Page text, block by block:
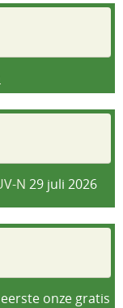
N 29 juli 2026
onze gratis